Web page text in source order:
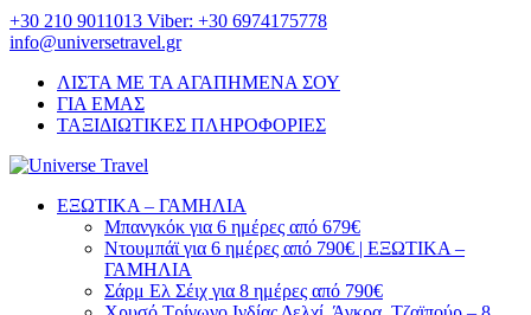
+30 210 9011013 Viber: +30 6974175778
info@universetravel.gr
ΛΙΣΤΑ ΜΕ ΤΑ ΑΓΑΠΗΜΕΝΑ ΣΟΥ
ΓΙΑ ΕΜΑΣ
ΤΑΞΙΔΙΩΤΙΚΕΣ ΠΛΗΡΟΦΟΡΙΕΣ
Universe Travel
You will love the way you travel
ΕΞΩΤΙΚΑ – ΓΑΜΗΛΙΑ
Μπανγκόκ για 6 ημέρες από 679€
Ντουμπάϊ για 6 ημέρες από 790€ | ΕΞΩΤΙΚΑ –
ΓΑΜΗΛΙΑ
Σάρμ Ελ Σέιχ για 8 ημέρες από 790€